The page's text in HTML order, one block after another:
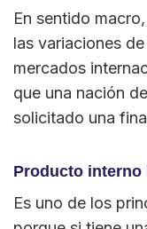
En sentido
las variaciones
mercados
que una nación
solicitado una
Producto interno
Es uno de los